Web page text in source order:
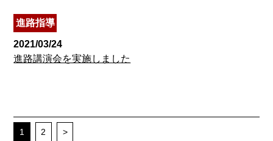
進路指導
2021/03/24
進路講演会を実施しました
1 2 >